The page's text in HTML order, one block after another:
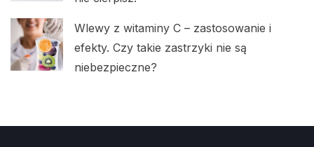
Wlewy z witaminy C – zastosowanie i
efekty. Czy takie zastrzyki nie są
niebezpieczne?